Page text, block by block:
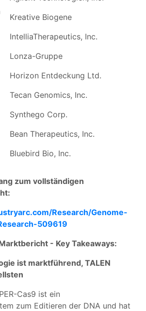
Kreative Biogene
IntelliaTherapeutics, Inc.
Lonza-Gruppe
Horizon Entdeckung Ltd.
Tecan Genomics, Inc.
Synthego Corp.
Bean Therapeutics, Inc.
Bluebird Bio, Inc.
zum vollständigen
Research/Genome-
509619
- Key Takeaways:
ist marktführend, TALEN
Cas9 ist ein
zum Editieren der DNA und hat